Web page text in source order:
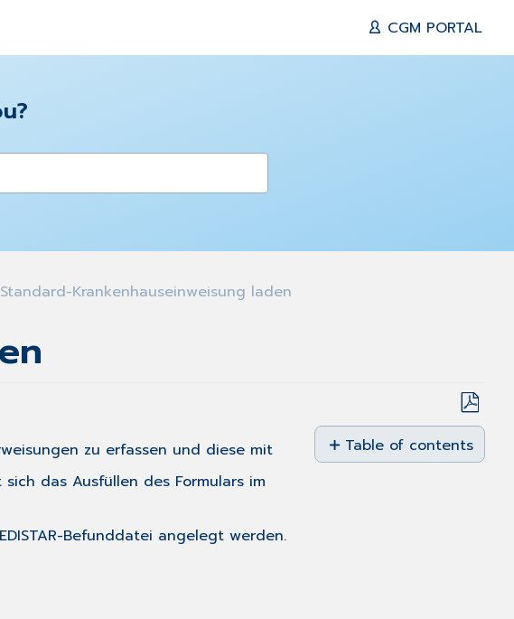
CGM PORTAL
Standard-Krankenhauseinweisung laden
Save
as
PDF
Table of contents
No
zu erfassen und diese mit
das Ausfüllen des Formulars im
Befunddatei angelegt werden.